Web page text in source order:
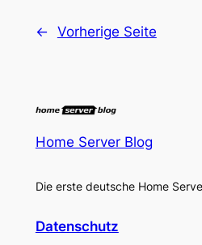
← Vorherige Seite
Home Server Blog
Die erste deutsche Home
Datenschutz